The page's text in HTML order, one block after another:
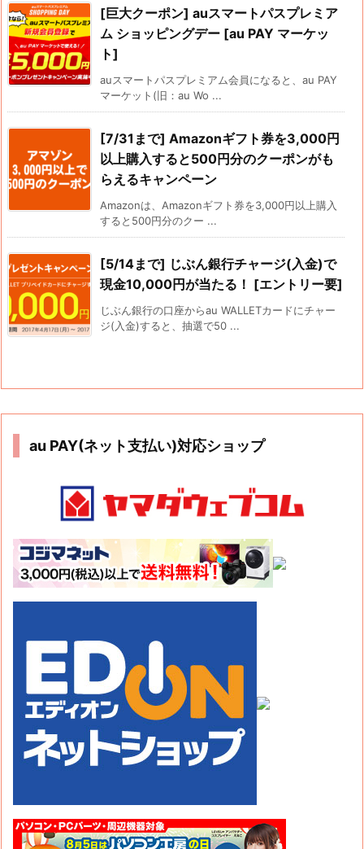
[巨大クーポン] auスマートパスプレミア
ム ショッピングデー [au PAY マーケッ
ト]
auスマートパスプレミアム会員になると、au PAY
マーケット(旧：au Wo ...
[7/31まで] Amazonギフト券を3,000円
以上購入すると500円分のクーポンがも
らえるキャンペーン
Amazonは、Amazonギフト券を3,000円以上購入
すると500円分のクー ...
[5/14まで] じぶん銀行チャージ(入金)で
現金10,000円が当たる！ [エントリー要]
じぶん銀行の口座からau WALLETカードにチャー
ジ(入金)すると、抽選で50 ...
au PAY(ネット支払い)対応ショップ